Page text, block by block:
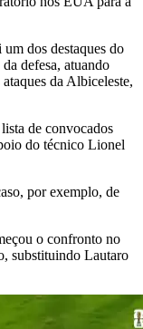
dos destaques do
defesa, atuando
da Albiceleste,
de convocados
do técnico Lionel
por exemplo, de
o confronto no
substituindo Lautaro